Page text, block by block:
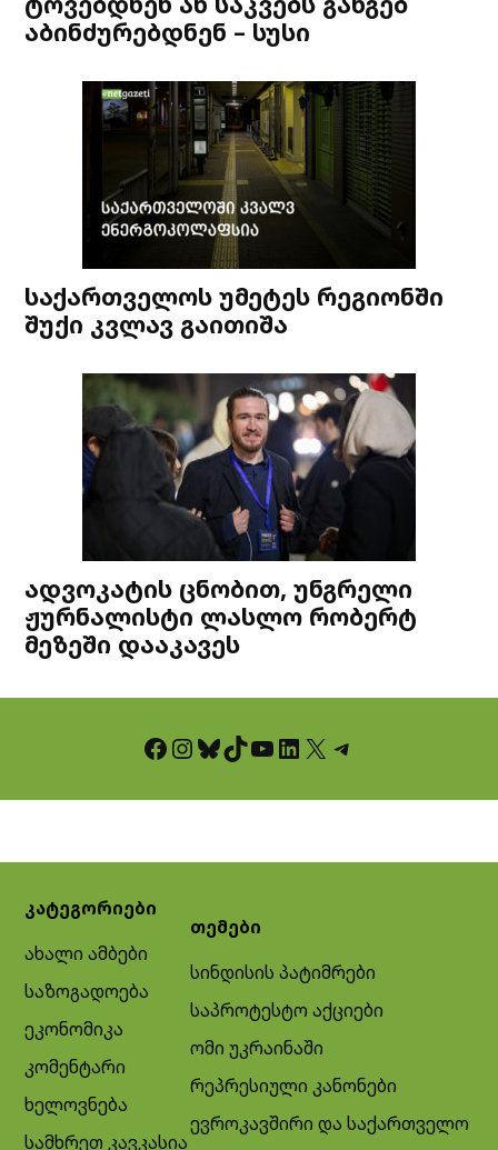
აბინძურებდნენ – სუსი
საქართველოს უმეტეს რეგიონში
შუქი კვლავ გაითიშა
ადვოკატის ცნობით, უნგრელი
ჟურნალისტი ლასლო რობერტ
მეზეში დააკავეს
Facebook InstagramBluesky TikTok YouTube LinkedIn X Telegram
კატეგორიები
ახალი ამბები
საზოგადოება
ეკონომიკა
კომენტარი
ხელოვნება
სამხრეთ კავკასია
თემები
სინდისის პატიმრები
საპროტესტო აქციები
ომი უკრაინაში
რეპრესიული კანონები
ევროკავშირი და საქართველო